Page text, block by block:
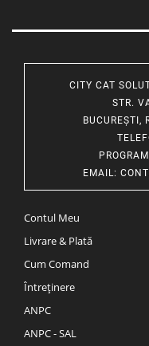
CITY CAT
STR.
BUCUREȘTI,
PROGRAM
EMAIL:
Contul Meu
Livrare & Plată
Cum Comand
Întreținere
ANPC
ANPC - SAL